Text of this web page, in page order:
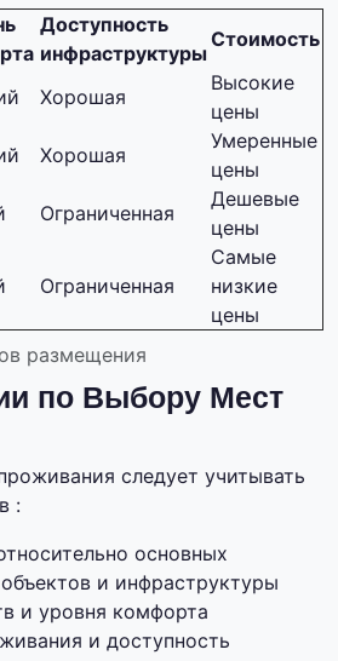
размещения
Доступность
инфраструктуры
Стоимость
Хорошая
Высокие
цены
Хорошая
Умеренные
цены
Ограниченная
Дешевые
цены
Ограниченная
Самые
низкие
цены
по Выбору Мест
следует учитывать
:
основных
и инфраструктуры
и уровня комфорта
и доступность